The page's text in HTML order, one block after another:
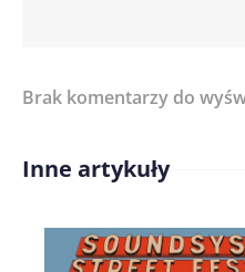
Brak komentarzy do
Inne artykuły